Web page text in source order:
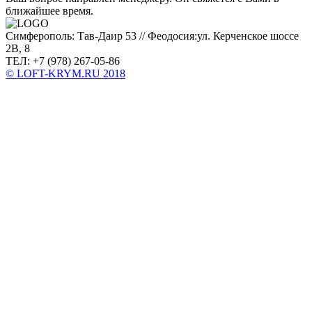
ближайшее время.
Симферополь: Тав-Даир 53 // Феодосия:ул. Керченское шоссе
2В, 8
ТЕЛ: +7 (978) 267-05-86
© LOFT-KRYM.RU 2018